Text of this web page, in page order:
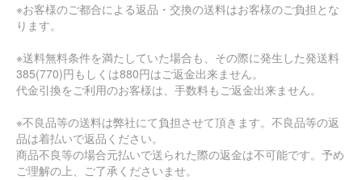
※お客様のご都合による返品・交換の送料はお客様のご負担とな
ります。
※送料無料条件を満たしていた場合も、その際に発生した発送料
385(770)円もしくは880円はご返金出来ません。
代金引換をご利用のお客様は、手数料もご返金出来ません。
※不良品等の送料は弊社にて負担させて頂きます。不良品等の返
品は着払いで返品ください。
商品不良等の場合元払いで送られた際の返金は不可能です。予め
ご理解の上、ご了承くださいませ。